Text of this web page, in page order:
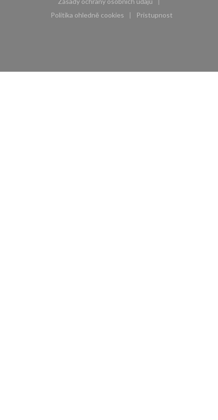
((otevře se v novém okně))
Politika ohledně cookies
((otevře se v novém okně))
Pristupnost
((otevře se v novém